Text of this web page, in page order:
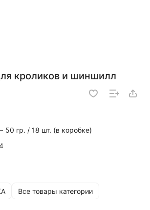
кроликов и шиншилл
50 гр. / 18 шт. (в коробке)
Все товары категории